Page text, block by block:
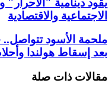
الاجتماعية والاقتصادية
ملحمة الأسود
بعد إسقاط هولندا وأحلام
مقالات ذات صلة